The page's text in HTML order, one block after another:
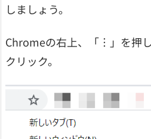
しましょう。
Chromeの右上、「︙」を押
クリック。